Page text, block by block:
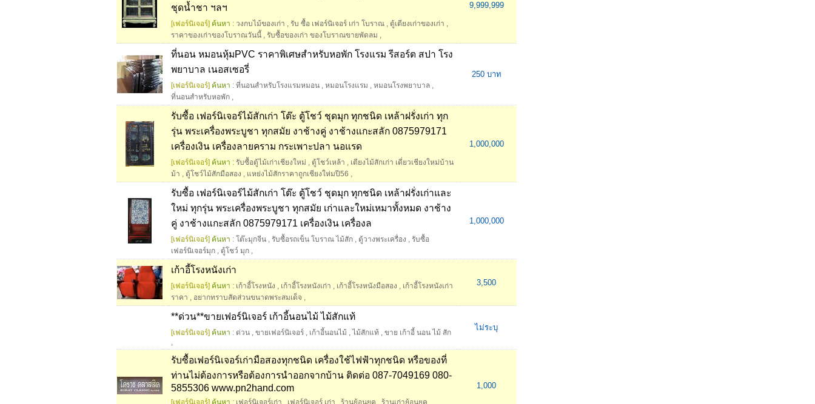
ชุดน้ำชา ฯลฯ
[เฟอร์นิเจอร์] ค้นหา : วงกบไม้ของเก่า , รับ ซื้อ เฟอร์นิเจอร์ เก่า โบราณ , ตู้เตียงเก่าของเก่า ,
ราคาของเก่าของโบราณวันนี้ , รับซื้อของเก่า ของโบราณขายพัดลม ,
9,999,999
ที่นอน หมอนหุ้มPVC ราคาพิเศษสำหรับหอพัก โรงแรม รีสอร์ต สปา โรง
พยาบาล เนอสเซอรี่
[เฟอร์นิเจอร์] ค้นหา : ที่นอนสำหรับโรงแรมหมอน , หมอนโรงแรม , หมอนโรงพยาบาล ,
ที่นอนสำหรับหอพัก ,
250 บาท
รับซื้อ เฟอร์นิเจอร์ไม้สักเก่า โต๊ะ ตู้โชว์ ชุดมุก ทุกชนิด เหล้าฝรั่งเก่า ทุก
รุ่น พระเครื่องพระบูชา ทุกสมัย งาช้างคู่ งาช้างแกะสลัก 0875979171
เครื่องเงิน เครื่องลายคราม กระเพาะปลา นอแรด
[เฟอร์นิเจอร์] ค้นหา : รับซื้อตู้ไม้เก่าเชียงใหม่ , ตู้โชว์เหล้า , เตียงไม้สักเก่า เดี่ยวเชียงใหม่บ้าน
ม้า , ตู้โชว์ไม้สักมือสอง , แหย่งไม้สักราคาถูกเชียงให่มปี56 ,
1,000,000
รับซื้อ เฟอร์นิเจอร์ไม้สักเก่า โต๊ะ ตู้โชว์ ชุดมุก ทุกชนิด เหล้าฝรั่งเก่าและ
ใหม่ ทุกรุ่น พระเครื่องพระบูชา ทุกสมัย เก่าและใหม่เหมาทั้งหมด งาช้าง
คู่ งาช้างแกะสลัก 0875979171 เครื่องเงิน เครื่องล
[เฟอร์นิเจอร์] ค้นหา : โต๊ะมุกจีน , รับซื้อรถเข็น โบราณ ไม้สัก , ตู้วางพระเครื่อง , รับซื้อ
เฟอร์นิเจอร์มุก , ตู้โชว์ มุก ,
1,000,000
เก้าอี้โรงหนังเก่า
[เฟอร์นิเจอร์] ค้นหา : เก้าอี้โรงหนัง , เก้าอี้โรงหนังเก่า , เก้าอี้โรงหนังมือสอง , เก้าอี้โรงหนังเก่า
ราคา , อยากทราบสัดส่วนขนาดพระสมเด็จ ,
3,500
**ด่วน**ขายเฟอร์นิเจอร์ เก้าอี้นอนไม้ ไม้สักแท้
[เฟอร์นิเจอร์] ค้นหา : ด่วน , ขายเฟอร์นิเจอร์ , เก้าอี้นอนไม้ , ไม้สักแท้ , ขาย เก้าอี้ นอน ไม้ สัก
,
ไม่ระบุ
รับซื้อเฟอร์นิเจอร์เก่ามือสองทุกชนิด เครื่องใช้ไฟฟ้าทุกชนิด หรือของที่
ท่านไม่ต้องการหรือต้องการนำออกจากบ้าน ติดต่อ 087-7049169 080-
5855306 www.pn2hand.com
[เฟอร์นิเจอร์] ค้นหา : เฟอร์นิเจอร์เก่า เฟอร์นิเจอร์ เก่า ร้านย้อนยุค ร้านเก่าย้อนยุค
1,000